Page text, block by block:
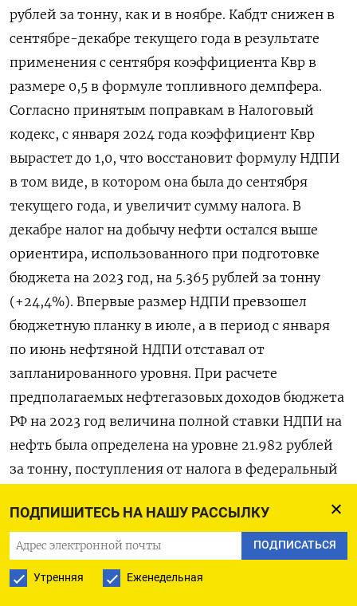
ПОДПИШИТЕСЬ НА НАШУ РАССЫЛКУ
ПОДПИСАТЬСЯ
Утренняя Еженедельная
рублей за тонну, как и в ноябре. Кабдт снижен в
сентябре-декабре текущего года в результате
применения с сентября коэффициента Квр в
размере 0,5 в формуле топливного демпфера.
Согласно принятым поправкам в Налоговый
кодекс, с января 2024 года коэффициент Квр
вырастет до 1,0, что восстановит формулу НДПИ
в том виде, в котором она была до сентября
текущего года, и увеличит сумму налога. В
декабре налог на добычу нефти остался выше
ориентира, использованного при подготовке
бюджета на 2023 год, на 5.365 рублей за тонну
(+24,4%). Впервые размер НДПИ превзошел
бюджетную планку в июле, а в период с января
по июнь нефтяной НДПИ отставал от
запланированного уровня. При расчете
предполагаемых нефтегазовых доходов бюджета
РФ на 2023 год величина полной ставки НДПИ на
нефть была определена на уровне 21.982 рублей
за тонну, поступления от налога в федеральный
триллиона рублей (при цене Urals $70,1 за
баррель и курсе рубля к доллару США 68,3).
Величина НДПИ при максимальных льготах,
учитывающих сложности добычи, за декабрь